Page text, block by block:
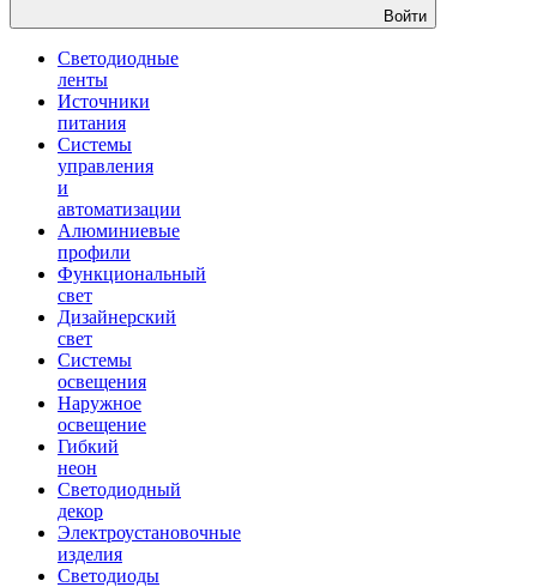
Войти
Светодиодные
ленты
Источники
питания
Системы
управления
и
автоматизации
Алюминиевые
профили
Функциональный
свет
Дизайнерский
свет
Системы
освещения
Наружное
освещение
Гибкий
неон
Светодиодный
декор
Электроустановочные
изделия
Светодиоды